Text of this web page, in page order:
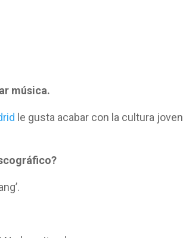
música.
le gusta acabar con la cultura joven